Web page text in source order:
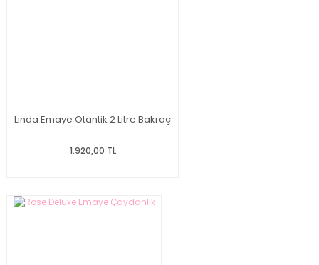
Linda Emaye Otantik 2 Litre Bakraç
1.920,00 TL